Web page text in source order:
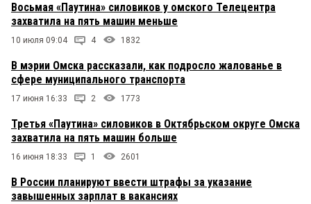
Восьмая «Паутина» силовиков у омского Телецентра
захватила на пять машин меньше
10 июля 09:04 4 1832
В мэрии Омска рассказали, как подросло жалованье в
сфере муниципального транспорта
17 июня 16:33 2 1773
Третья «Паутина» силовиков в Октябрьском округе Омска
захватила на пять машин больше
16 июня 18:33 1 2601
В России планируют ввести штрафы за указание
завышенных зарплат в вакансиях